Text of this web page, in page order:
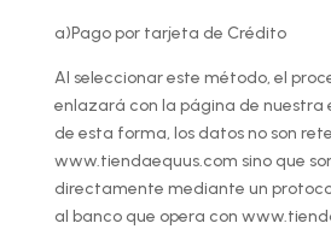
a)Pago por tarjeta de Crédito
Al seleccionar este método, el
enlazará con la página de
de esta forma, los datos no son
www.tiendaequus.com sino que
directamente mediante un
al banco que opera con